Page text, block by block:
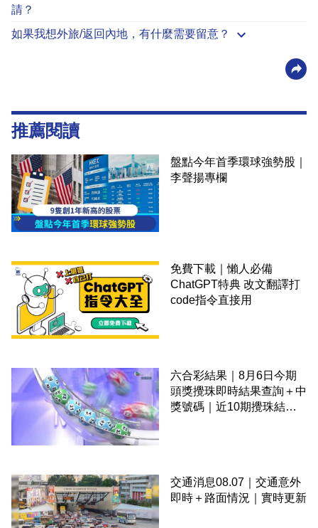
請？
如果我想外旅/返回內地，有什麼需要留意？
推薦閱讀
盤點今年首季環球強勢股｜
李聲揚專欄
免費下載｜懶人必備
ChatGPT特典 改文翻譯打
code指令直接用
六合彩結果｜8月6日今期
頭獎攪珠即時結果查詢＋中
獎號碼｜近10期攪珠結果
交通消息08.07｜交通意外
即時＋路面情況｜實時更新